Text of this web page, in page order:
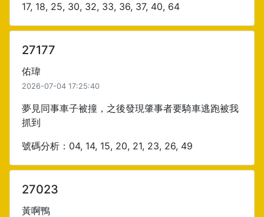
17, 18, 25, 30, 32, 33, 36, 37, 40, 64
27177
佑瑋
2026-07-04 17:25:40
夢見同事車子被撞，之後發現肇事者要騎車逃跑被我
抓到
號碼分析：04, 14, 15, 20, 21, 23, 26, 49
27023
黃啊鴨